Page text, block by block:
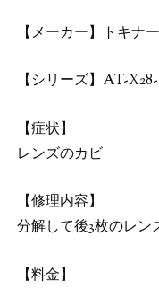
【メーカー】トキナー
【シリーズ】AT-
【症状】
レンズのカビ
【修理内容】
分解して後3枚のレン
【料金】